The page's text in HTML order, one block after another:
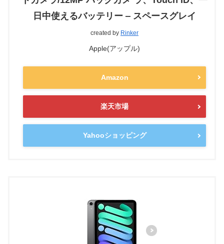
日中使えるバッテリー ‒ スペースグレイ
created by Rinker
Apple(アップル)
Amazon
楽天市場
Yahooショッピング